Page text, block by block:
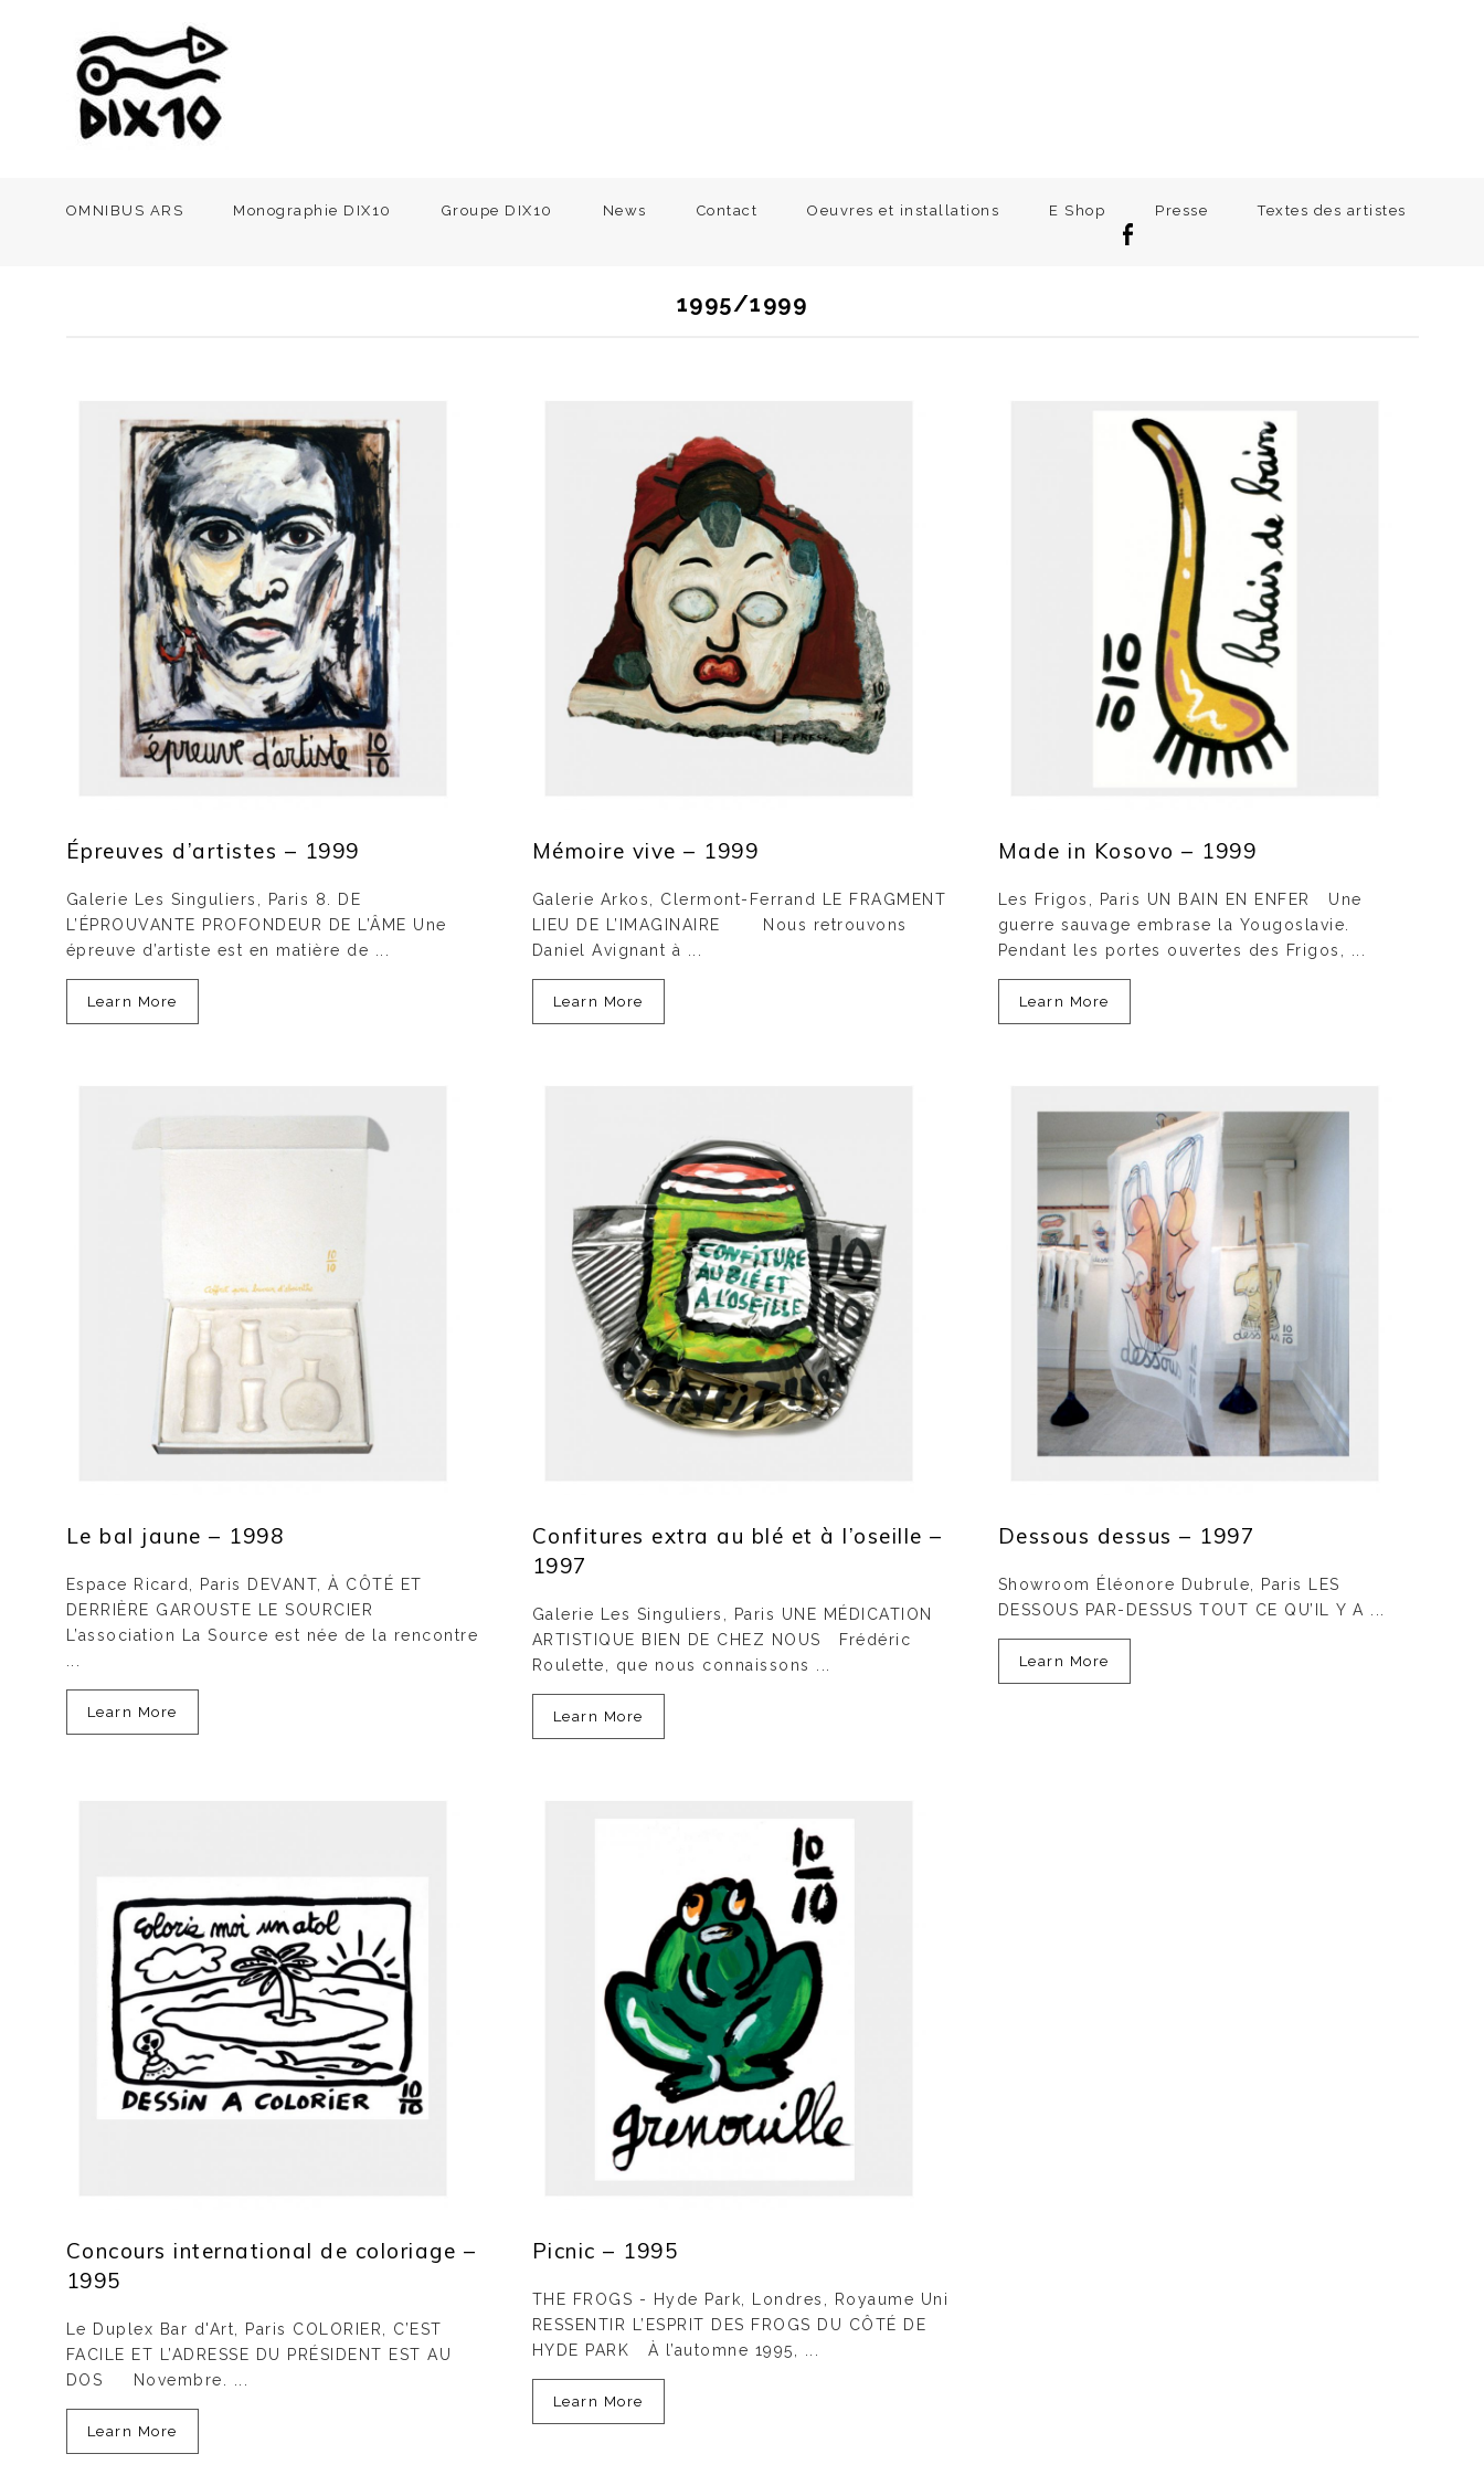
OMNIBUS ARS Monographie DIX10 Groupe DIX10 News Contact Oeuvres et installations E Shop Presse Textes des artistes
1995/1999
Épreuves d’artistes – 1999
Galerie Les Singuliers, Paris 8. DE
L’ÉPROUVANTE PROFONDEUR DE L’ÂME Une
épreuve d’artiste est en matière de ...
Learn More
Mémoire vive – 1999
Galerie Arkos, Clermont-Ferrand LE FRAGMENT
LIEU DE L’IMAGINAIRE Nous retrouvons
Daniel Avignant à ...
Learn More
Made in Kosovo – 1999
Les Frigos, Paris UN BAIN EN ENFER Une
guerre sauvage embrase la Yougoslavie.
Pendant les portes ouvertes des Frigos, ...
Learn More
Le bal jaune – 1998
Espace Ricard, Paris DEVANT, À CÔTÉ ET
DERRIÈRE GAROUSTE LE SOURCIER
L’association La Source est née de la rencontre
...
Learn More
Confitures extra au blé et à l’oseille –
1997
Galerie Les Singuliers, Paris UNE MÉDICATION
ARTISTIQUE BIEN DE CHEZ NOUS Frédéric
Roulette, que nous connaissons ...
Learn More
Dessous dessus – 1997
Showroom Éléonore Dubrule, Paris LES
DESSOUS PAR-DESSUS TOUT CE QU’IL Y A ...
Learn More
Concours international de coloriage –
1995
Le Duplex Bar d'Art, Paris COLORIER, C’EST
FACILE ET L’ADRESSE DU PRÉSIDENT EST AU
DOS Novembre. ...
Learn More
Picnic – 1995
THE FROGS - Hyde Park, Londres, Royaume Uni
RESSENTIR L’ESPRIT DES FROGS DU CÔTÉ DE
HYDE PARK À l’automne 1995, ...
Learn More